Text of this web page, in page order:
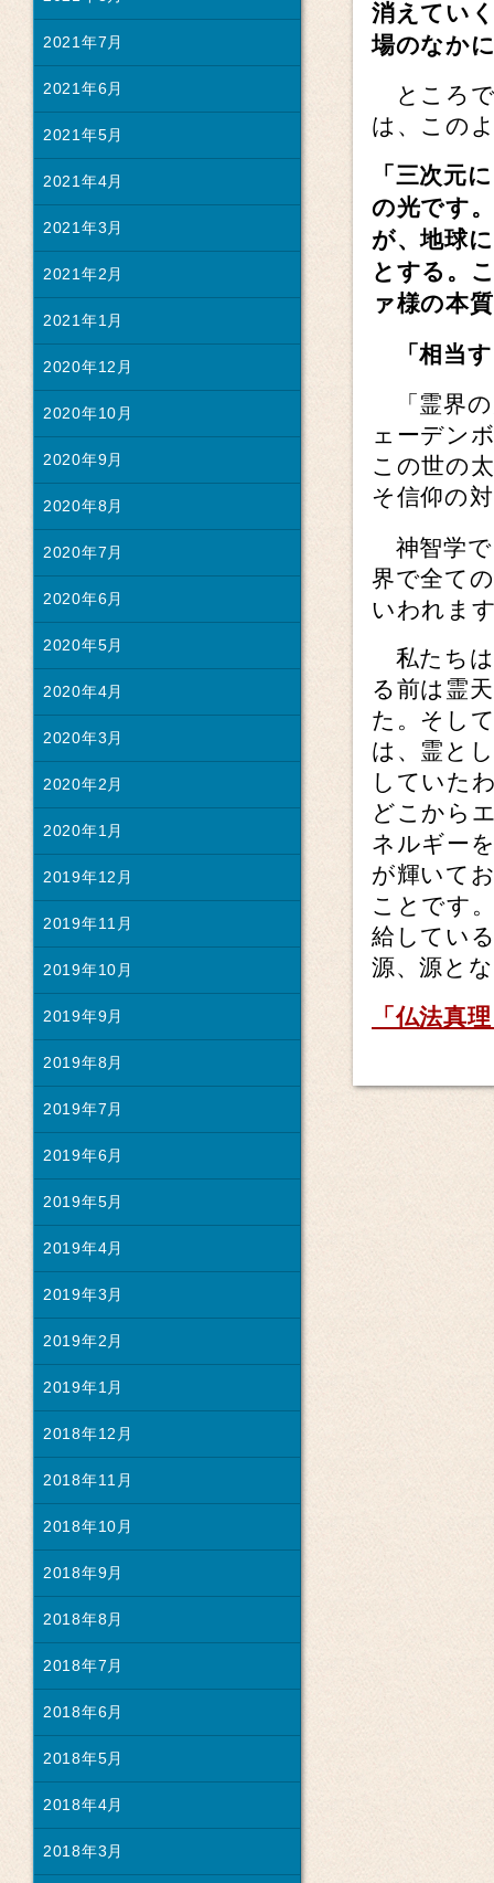
消えてい
場のなか
ところで
は、この
「三次元
の光です
が、地球
とする。
ァ様の本
「相当
「霊界の
ェーデン
この世の
そ信仰の
神智学で
界で全て
いわれま
私たちは
る前は霊
た。そし
は、霊と
していた
どこから
ネルギー
が輝いて
ことです
給してい
源、源と
「仏法真
2021年7月
2021年6月
2021年5月
2021年4月
2021年3月
2021年2月
2021年1月
2020年12月
2020年10月
2020年9月
2020年8月
2020年7月
2020年6月
2020年5月
2020年4月
2020年3月
2020年2月
2020年1月
2019年12月
2019年11月
2019年10月
2019年9月
2019年8月
2019年7月
2019年6月
2019年5月
2019年4月
2019年3月
2019年2月
2019年1月
2018年12月
2018年11月
2018年10月
2018年9月
2018年8月
2018年7月
2018年6月
2018年5月
2018年4月
2018年3月